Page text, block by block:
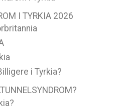
I TYRKIA 2026
i Tyrkia?